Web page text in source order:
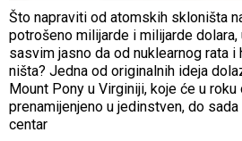
Što napraviti od atomskih skloništa
potrošeno milijarde i milijarde dolara,
sasvim jasno da od nuklearnog rata
ništa? Jedna od originalnih ideja
Mount Pony u Virginiji, koje će u
prenamijenjeno u jedinstven, do
centar